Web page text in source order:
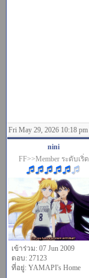
Fri May 29, 2026 10:18 pm
nini
FF>>Member ระดับเริ่ด
เข้าร่วม: 07 Jun 2009
ตอบ: 27123
ที่อยู่: YAMAPI's Home